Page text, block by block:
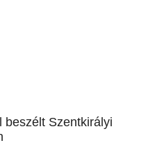
beszélt Szentkirályi